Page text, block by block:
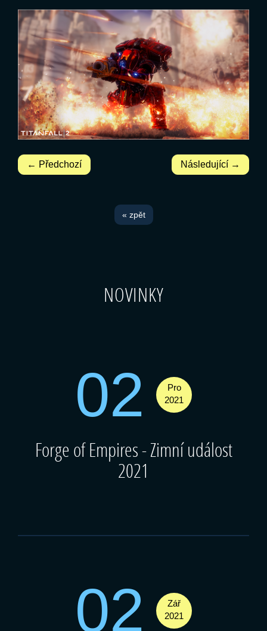
← Předchozí Následující →
« zpět
NOVINKY
02
Pro
2021
Forge of Empires - Zimní událost
2021
02
Zář
2021